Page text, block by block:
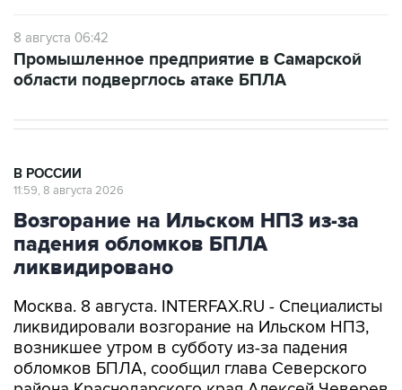
8 августа 06:42
Промышленное предприятие в Самарской
области подверглось атаке БПЛА
В РОССИИ
11:59, 8 августа 2026
Возгорание на Ильском НПЗ из-за
падения обломков БПЛА
ликвидировано
Москва. 8 августа. INTERFAX.RU - Специалисты
ликвидировали возгорание на Ильском НПЗ,
возникшее утром в субботу из-за падения
обломков БПЛА, сообщил глава Северского